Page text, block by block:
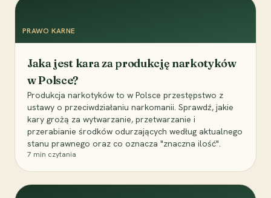
PRAWO KARNE
Jaka jest kara za produkcję narkotyków
w Polsce?
Produkcja narkotyków to w Polsce przestępstwo z
ustawy o przeciwdziałaniu narkomanii. Sprawdź, jakie
kary grożą za wytwarzanie, przetwarzanie i
przerabianie środków odurzających według aktualnego
stanu prawnego oraz co oznacza "znaczna ilość".
7 min czytania